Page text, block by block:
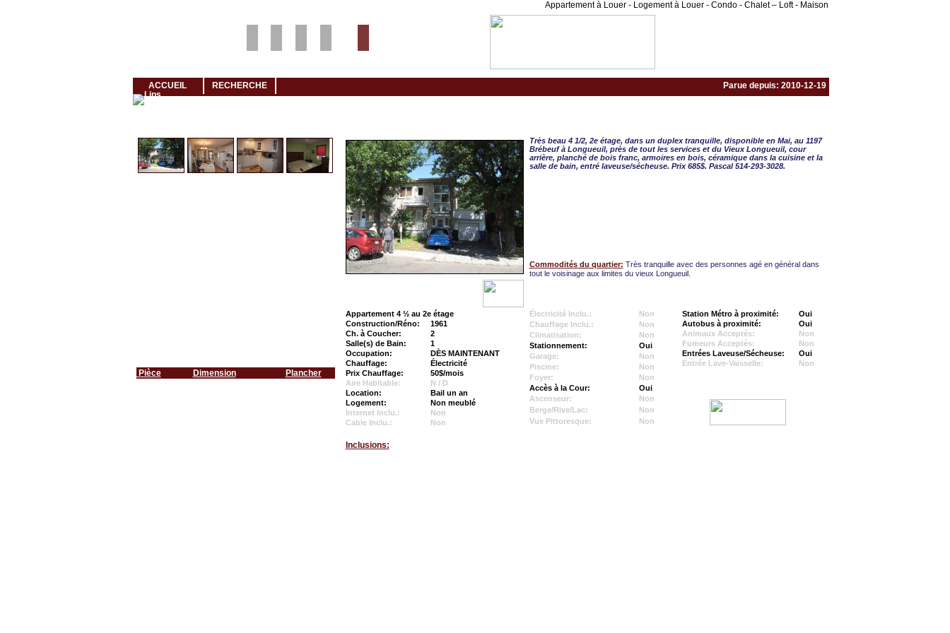
Appartement à Louer - Logement à Louer - Condo - Chalet – Loft - Maison
ACCUEIL RECHERCHE Parue depuis: 2010-12-19
Pièce Dimension Plancher
Très beau 4 1/2, 2e étage, dans un duplex tranquille, disponible en Mai, au 1197
Brébeuf à Longueuil, près de tout les services et du Vieux Longueuil, cour
arrière, planché de bois franc, armoires en bois, céramique dans la cuisine et la
salle de bain, entré laveuse/sécheuse. Prix 685$. Pascal 514-293-3028.
Commodités du quartier: Très tranquille avec des personnes agé en général dans
tout le voisinage aux limites du vieux Longueuil.
Appartement 4 ½ au 2e étage
Construction/Réno:
1961
Ch. à Coucher:
2
Salle(s) de Bain:
1
Occupation:
DÈS MAINTENANT
Chauffage:
Électricité
Prix Chauffage:
50$/mois
Aire Habitable:
N / D
Location:
Bail un an
Logement:
Non meublé
Internet Inclu.:
Non
Cable Inclu.:
Non
Électricité Inclu.:
Non
Chauffage Inclu.:
Non
Climatisation:
Non
Stationnement:
Oui
Garage:
Non
Piscine:
Non
Foyer:
Non
Accès à la Cour:
Oui
Ascenseur:
Non
Berge/Rive/Lac:
Non
Vue Pittoresque:
Non
Station Métro à proximité:
Oui
Autobus à proximité:
Oui
Animaux Acceptés:
Non
Fumeurs Acceptés:
Non
Entrées Laveuse/Sécheuse:
Oui
Entrée Lave-Vaisselle:
Non
Inclusions: